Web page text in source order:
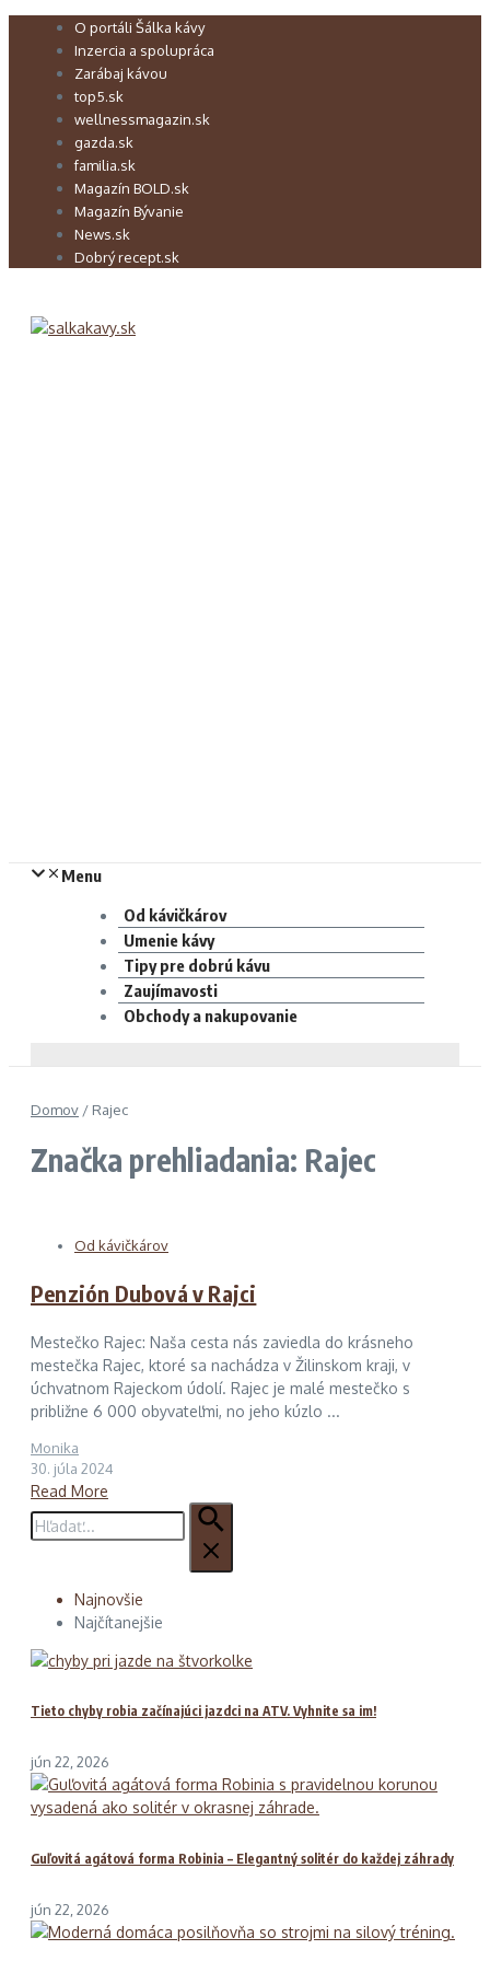
Preskočiť O portáli Šálka kávy
Inzercia a spolupráca
Zarábaj kávou
top5.sk
wellnessmagazin.sk
gazda.sk
familia.sk
Magazín BOLD.sk
Magazín Bývanie
News.sk
Dobrý recept.sk
Menu
Od kávičkárov
Umenie kávy
Tipy pre dobrú kávu
Zaujímavosti
Obchody a nakupovanie
Domov / Rajec
Značka prehliadania: Rajec
Od kávičkárov
Penzión Dubová v Rajci
Mestečko Rajec: Naša cesta nás zaviedla do krásneho
mestečka Rajec, ktoré sa nachádza v Žilinskom kraji, v
úchvatnom Rajeckom údolí. Rajec je malé mestečko s
približne 6 000 obyvateľmi, no jeho kúzlo ...
Monika
30. júla 2024
Read More
Hľadať:
Najnovšie
Najčítanejšie
Tieto chyby robia začínajúci jazdci na ATV. Vyhnite sa im!
jún 22, 2026
Guľovitá agátová forma Robinia – Elegantný solitér do každej záhrady
jún 22, 2026